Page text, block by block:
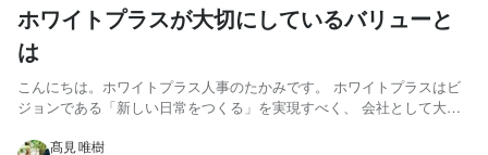
ホワイトプラスが大切にしているバリューと
は
こんにちは。ホワイトプラス人事のたかみです。 ホワイトプラスはビ
ジョンである「新しい日常をつくる」を実現すべく、 会社として大切
はホワイトプラスが大切にしているバリューについて、それぞれのバ
髙見 唯樹